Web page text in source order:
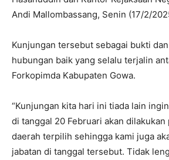
Andi Mallombassang, Senin (17/2/
Kunjungan tersebut sebagai bukti
hubungan baik yang selalu terjalin
Forkopimda Kabupaten Gowa.
“Kunjungan kita hari ini tiada lain
di tanggal 20 Februari akan
daerah terpilih sehingga kami juga
jabatan di tanggal tersebut. Tidak